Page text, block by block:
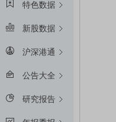
特色数据
新股数据
沪深港通
公告大全
研究报告